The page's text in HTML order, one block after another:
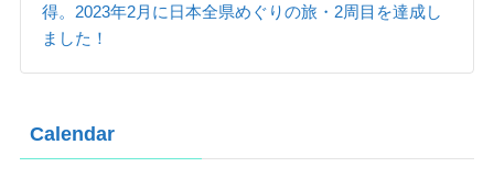
得。2023年2月に日本全県めぐりの旅・2周目を達成し
ました！
Calendar